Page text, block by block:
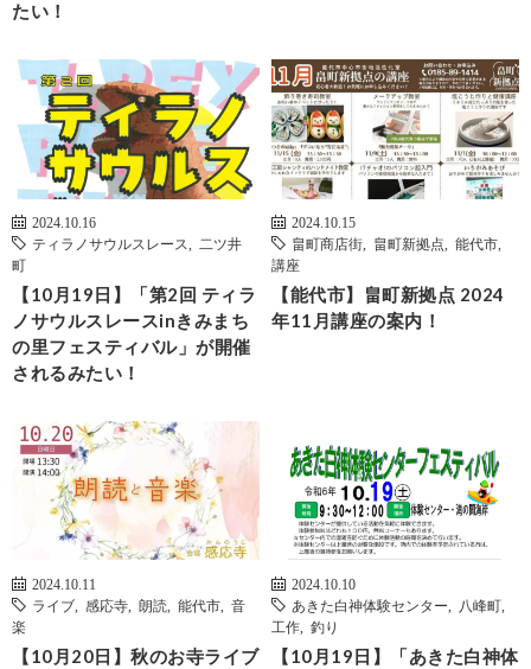
たい！
2024.10.16
ティラノサウルスレース
二ツ井
町
【10月19日】「第2回 ティラ
ノサウルスレースinきみまち
の里フェスティバル」が開催
されるみたい！
2024.10.15
畠町商店街
畠町新拠点 能代市
講座
【能代市】畠町新拠点 2024
年11月講座の案内！
2024.10.11
ライブ
感応寺 朗読 能代市
音
楽
【10月20日】秋のお寺ライブ
2024.10.10
あきた白神体験センター
八峰町
工作
釣り
【10月19日】「あきた白神体